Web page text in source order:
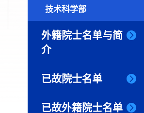
技术科学部
外籍院士名单与简
介
已故院士名单
已故外籍院士名单